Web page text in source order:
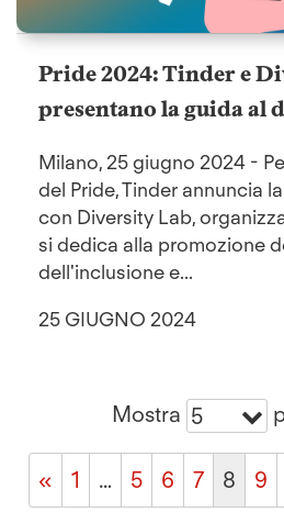
Pride 2024: Tinder e
presentano la guida al
Milano, 25 giugno 2024 -
del Pride, Tinder annuncia
con Diversity Lab,
si dedica alla promozione
dell'inclusione e...
25 GIUGNO 2024
Mostra 5
« 1 … 5 6 7 8 9